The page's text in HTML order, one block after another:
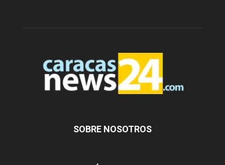
SOBRE NOSOTROS